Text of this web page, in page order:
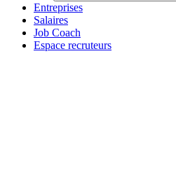
Entreprises
Salaires
Job Coach
Espace recruteurs